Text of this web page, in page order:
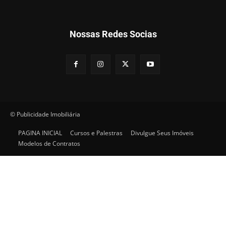
Nossas Redes Socias
© Publicidade Imobiliária
PAGINA INICIAL Cursos e Palestras
Divulgue Seus Imóveis
Modelos de Contratos